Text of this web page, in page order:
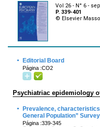
Vol 26 - N° 6 -
P. 339-401
© Elsevier
· Editorial Board
Página :CO2
Psychiatriac epidemiology
·
Prevalence,
General Population”
Página :339-345